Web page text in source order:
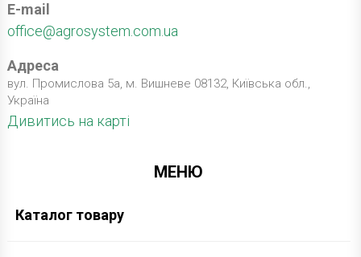
E-mail
office@agrosystem.com.ua
Адреса
вул. Промислова 5а, м. Вишневе 08132, Київська обл.,
Україна
Дивитись на карті
МЕНЮ
Каталог товару